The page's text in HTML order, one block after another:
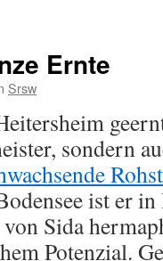
Ernte
Srsw
sondern
ist er
Sida
Potenzial.